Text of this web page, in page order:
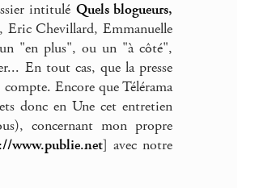
intitulé Quels blogueurs,
Eric Chevillard, Emmanuelle
"en plus", ou un "à côté",
En tout cas, que la presse
Encore que Télérama
donc en Une cet entretien
concernant mon propre
www.publie.net] avec notre